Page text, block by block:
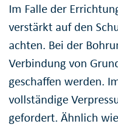
Im Falle der
verstärkt auf den
achten. Bei der
Verbindung von
geschaffen werden.
vollständige
gefordert. Ähnlich